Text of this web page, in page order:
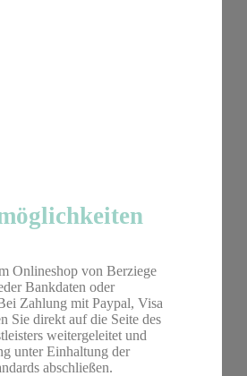
Onlineshop von Berziege
Bankdaten oder
Zahlung mit Paypal, Visa
Sie direkt auf die Seite des
weitergeleitet und
unter Einhaltung der
abschließen.